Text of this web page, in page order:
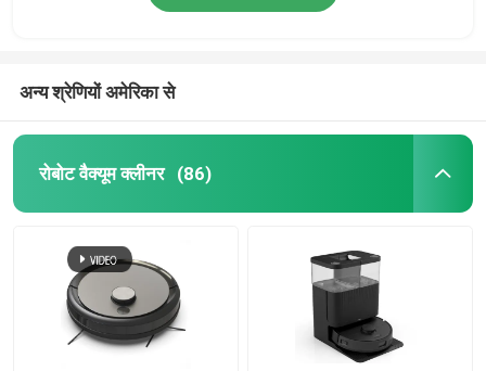
अन्य श्रेणियों अमेरिका से
रोबोट वैक्यूम क्लीनर (86)